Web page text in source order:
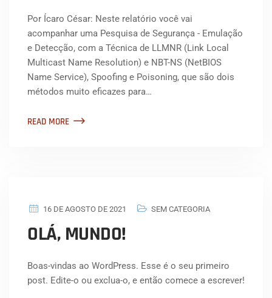
Por Ícaro César: Neste relatório você vai
acompanhar uma Pesquisa de Segurança - Emulação
e Detecção, com a Técnica de LLMNR (Link Local
Multicast Name Resolution) e NBT-NS (NetBIOS
Name Service), Spoofing e Poisoning, que são dois
métodos muito eficazes para…
READ MORE
16 DE AGOSTO DE 2021 SEM CATEGORIA
OLÁ, MUNDO!
Boas-vindas ao WordPress. Esse é o seu primeiro
post. Edite-o ou exclua-o, e então comece a escrever!